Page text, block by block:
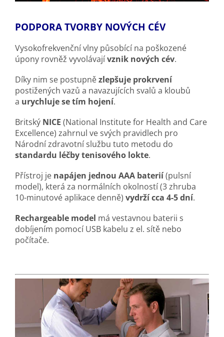
PODPORA TVORBY NOVÝCH CÉV
Vysokofrekvenční vlny působící na poškozené
úpony rovněž vyvolávajívznik nových cév.
Díky nim se postupnězlepšuje prokrvení
postižených vazů a navazujících svalů a kloubů
a urychluje se tím hojení.
Britský NICE (National Institute for Health and Care
Excellence) zahrnul ve svých pravidlech pro
Národní zdravotní službu tuto metodu do
standardu léčby tenisového lokte.
Přístroj je napájen jednou AAA baterií(pulsní
model), která za normálních okolností (3 zhruba
10-minutové aplikace denně) vydrží cca 4-5 dní.
Rechargeable model má vestavnou baterii s
dobíjením pomocí USB kabelu z el. sítě nebo
počítače.